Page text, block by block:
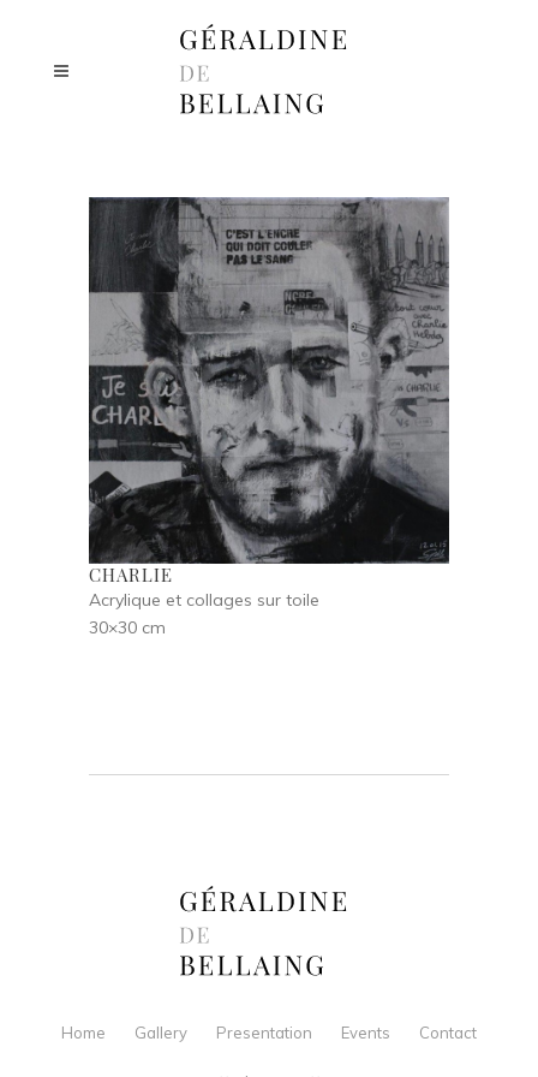
CHARLIE
Acrylique et collages sur toile
30×30 cm
Home Gallery Presentation Events Contact